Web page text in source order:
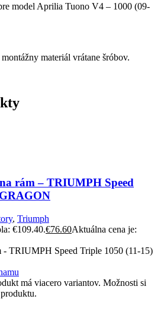
model Aprilia Tuono V4 – 1000 (09-
materiál vrátane šróbov.
rám – TRIUMPH Speed
, Triumph
€109.40.€76.60Aktuálna cena je:
- TRIUMPH Speed Triple 1050 (11-15)
má viacero variantov. Možnosti si